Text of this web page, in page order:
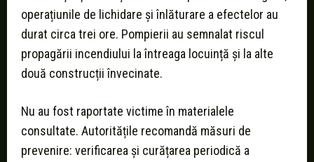
operațiunile de lichidare și înlăturare a efectelor au
durat circa trei ore. Pompierii au semnalat riscul
propagării incendiului la întreaga locuință și la alte
două construcții învecinate.
Nu au fost raportate victime în materialele
consultate. Autoritățile recomandă măsuri de
prevenire: verificarea și curățarea periodică a